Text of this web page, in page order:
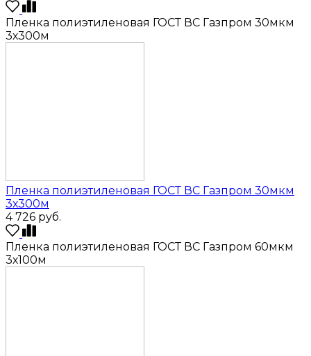
Пленка полиэтиленовая ГОСТ ВС Газпром 30мкм
3х300м
Пленка полиэтиленовая ГОСТ ВС Газпром 30мкм
3х300м
4 726 руб.
Пленка полиэтиленовая ГОСТ ВС Газпром 60мкм
3х100м